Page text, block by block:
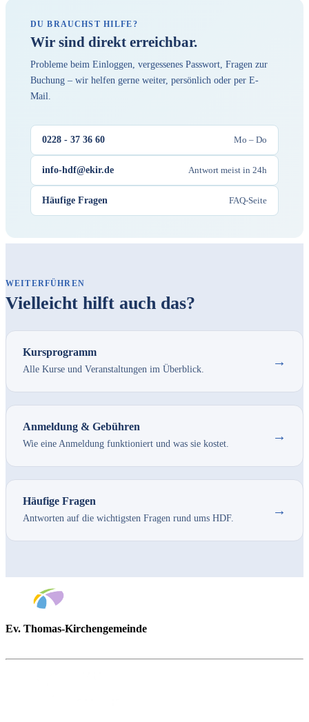
DU BRAUCHST HILFE?
Wir sind direkt erreichbar.
Probleme beim Einloggen, vergessenes Passwort, Fragen zur
Buchung – wir helfen gerne weiter, persönlich oder per E-
Mail.
0228 - 37 36 60 Mo – Do
info-hdf@ekir.de Antwort meist in 24h
Häufige Fragen FAQ-Seite
WEITERFÜHREN
Vielleicht hilft auch das?
Kursprogramm
Alle Kurse und Veranstaltungen im Überblick.
→
Anmeldung & Gebühren
Wie eine Anmeldung funktioniert und was sie kostet.
→
Häufige Fragen
Antworten auf die wichtigsten Fragen rund ums HDF.
→
Ev. Thomas-Kirchengemeinde